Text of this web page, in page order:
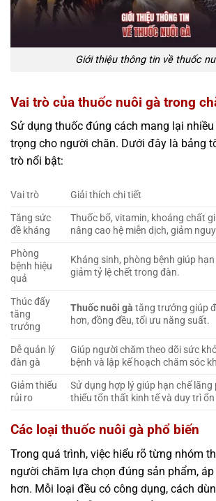
Giới thiệu thông tin về thuốc
Vai trò của thuốc nuôi gà trong
Sử dụng thuốc đúng cách mang lại
trọng cho người chăn. Dưới đây là bảng
trò nổi bật:
Vai trò
Giải thích chi tiết
Tăng sức
đề kháng
Thuốc bổ, vitamin, khoáng chất
nâng cao hệ miễn dịch, giảm
Phòng
bệnh hiệu
quả
Kháng sinh, phòng bệnh giúp
giảm tỷ lệ chết trong đàn.
Thúc đẩy
tăng
trưởng
Thuốc nuôi gàtăng trưởng giúp
hơn, đồng đều, tối ưu năng suất.
Dễ quản lý
đàn gà
Giúp người chăm theo dõi sức
bệnh và lập kế hoạch chăm sóc
Giảm thiểu
rủi ro
Sử dụng hợp lý giúp hạn chế
thiểu tổn thất kinh tế và duy trì
Các loại thuốc nuôi gà phổ biến
Trong quá trình, việc hiểu rõ từng nhóm
người chăm lựa chọn đúng sản phẩm,
hơn. Mỗi loại đều có công dụng, cách